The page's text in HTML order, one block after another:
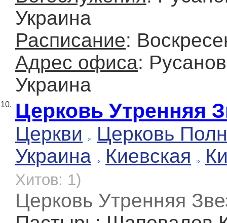
Украина
Расписание:
Адрес офиса:
Украина
10. Церковь Утренняя
Церкви
Церковь
Украина
Киевская
Хитов: 1)
Церковь Утренняя